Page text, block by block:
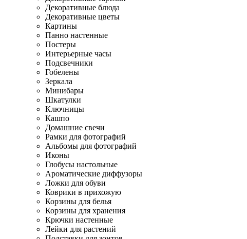
Декоративные блюда
Декоративные цветы
Картины
Панно настенные
Постеры
Интерьерные часы
Подсвечники
Гобелены
Зеркала
Минибары
Шкатулки
Ключницы
Кашпо
Домашние свечи
Рамки для фотографий
Альбомы для фотографий
Иконы
Глобусы настольные
Ароматические диффузоры
Ложки для обуви
Коврики в прихожую
Корзины для белья
Корзины для хранения
Крючки настенные
Лейки для растений